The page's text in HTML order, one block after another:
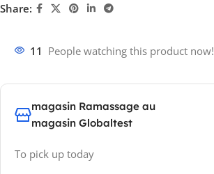
Share:
11 People watching this product now!
magasin Ramassage au
magasin Globaltest
To pick up today